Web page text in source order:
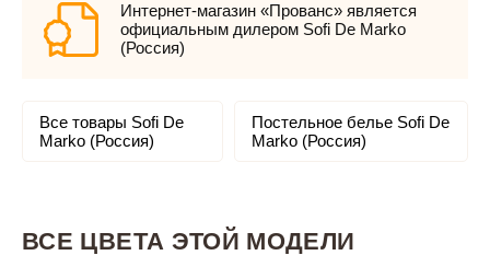
Интернет-магазин «Прованс» является
официальным дилером Sofi De Marko
(Россия)
Все товары Sofi De
Marko (Россия)
Постельное белье Sofi De
Marko (Россия)
ВСЕ ЦВЕТА ЭТОЙ МОДЕЛИ